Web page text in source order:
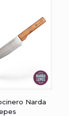
Narda